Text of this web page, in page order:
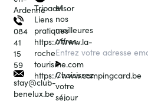
Ardenne
084
41
15
59
stay@club-
benelux.be
Tripadvisor
Liens
pratiques
https://www.la-
roche-
tourisme.com
https://www.campingcard.be
et
nos
meilleures
offres.
Choisissez
votre
séjour